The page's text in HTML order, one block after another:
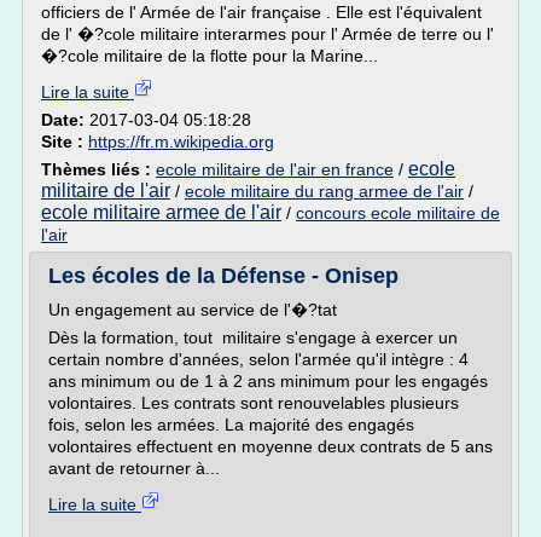
officiers de l' Armée de l'air française . Elle est l'équivalent
de l' �?cole militaire interarmes pour l' Armée de terre ou l'
�?cole militaire de la flotte pour la Marine...
Lire la suite
Date: 2017-03-04 05:18:28
Site : https://fr.m.wikipedia.org
Thèmes liés : ecole militaire de l'air en france / ecole
militaire de l'air / ecole militaire du rang armee de l'air /
ecole militaire armee de l'air / concours ecole militaire de
l'air
Les écoles de la Défense - Onisep
Un engagement au service de l'�?tat
Dès la formation, tout militaire s'engage à exercer un
certain nombre d'années, selon l'armée qu'il intègre : 4
ans minimum ou de 1 à 2 ans minimum pour les engagés
volontaires. Les contrats sont renouvelables plusieurs
fois, selon les armées. La majorité des engagés
volontaires effectuent en moyenne deux contrats de 5 ans
avant de retourner à...
Lire la suite